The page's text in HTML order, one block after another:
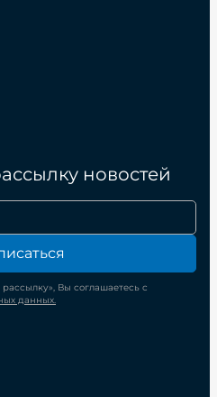
новостей
Вы соглашаетесь с
данных.